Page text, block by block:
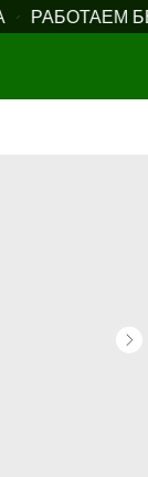
РАБОТАЕМ